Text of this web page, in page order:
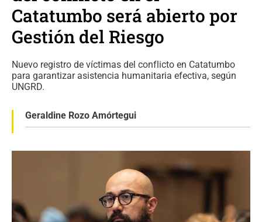
Catatumbo será abierto por
Gestión del Riesgo
Nuevo registro de víctimas del conflicto en Catatumbo
para garantizar asistencia humanitaria efectiva, según
UNGRD.
Geraldine Rozo Amórtegui